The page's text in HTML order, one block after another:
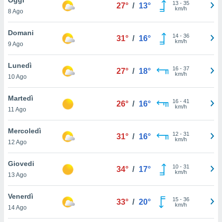
è
al sito
di
ci
di
il
un
la
nella
8 Ago
27° / 13° 13- 35
km/h
Domani
9 Ago
31° / 16° 14- 36
km/h
Lunedì
10 Ago
27° / 18° 16- 37
km/h
Martedì
11 Ago
26° / 16° 16- 41
km/h
Mercoledì
12 Ago
31° / 16° 12- 31
km/h
Giovedi
13 Ago
34° / 17° 10- 31
km/h
Venerdì
14 Ago
33° / 20° 15- 36
km/h